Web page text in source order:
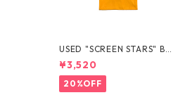
USED "SCREEN STARS" BL
ANK TEE
¥3,520
20%OFF